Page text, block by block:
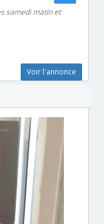
samedi matin et
Voir l'annonce